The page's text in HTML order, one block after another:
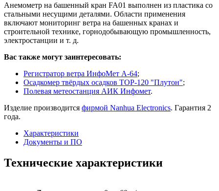
Анемометр на башенный кран FA01 выполнен из пластика со
стальными несущими деталями. Области применения
включают мониторинг ветра на башенных кранах и
строительной технике, горнодобывающую промышленность,
электростанции и т. д.
Вас также могут заинтересовать:
Регистратор ветра ИнфоМет А-64;
Осадкомер твёрдых осадков ТОР-120 "Плутон";
Полевая метеостанция АИК Инфомет.
Изделие производится фирмой Nanhua Electronics. Гарантия 2
года.
Характеристики
Документы и ПО
Технические характеристики